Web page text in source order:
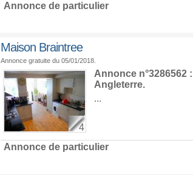
Annonce de particulier
Maison Braintree
Annonce gratuite du 05/01/2018.
4
Annonce n°3286562
Angleterre.
...
Annonce de particulier